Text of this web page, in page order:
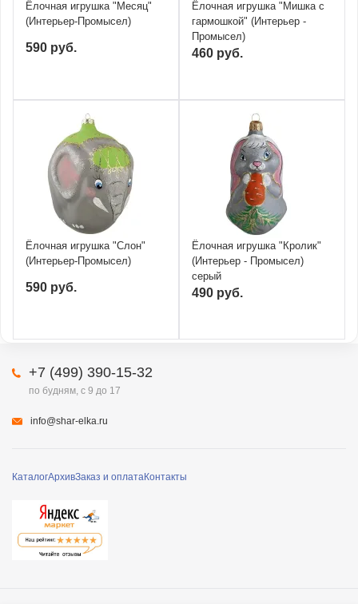
Ёлочная игрушка "Месяц"
(Интерьер-Промысел)
590 руб.
Ёлочная игрушка "Мишка с
гармошкой" (Интерьер -
Промысел)
460 руб.
Ёлочная игрушка "Слон"
(Интерьер-Промысел)
590 руб.
Ёлочная игрушка "Кролик"
(Интерьер - Промысел)
серый
490 руб.
КаталогАрхивЗаказ и оплатаКонтакты
+7 (499) 390-15-32
по будням, с 9 до 17
info@shar-elka.ru